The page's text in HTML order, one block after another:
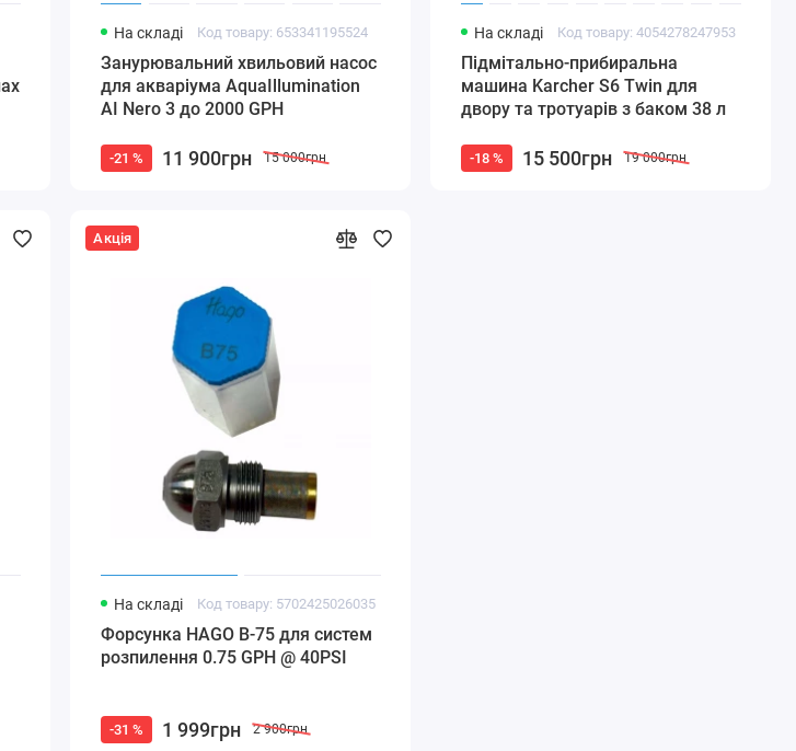
На складі Код товару: 653341195524
Занурювальний хвильовий насос
для акваріума AquaIllumination
AI Nero 3 до 2000 GPH
-21 % 11 900грн 15 000грн
На складі Код товару: 4054278247953
Підмітально-прибиральна
машина Karcher S6 Twin для
двору та тротуарів з баком 38 л
-18 % 15 500грн 19 000грн
Акція
На складі Код товару: 5702425026035
Форсунка HAGO B-75 для систем
розпилення 0.75 GPH @ 40PSI
-31 % 1 999грн 2 900грн